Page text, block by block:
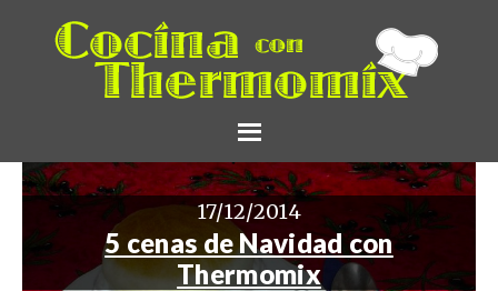
17/12/2014
5 cenas de Navidad con
Thermomix